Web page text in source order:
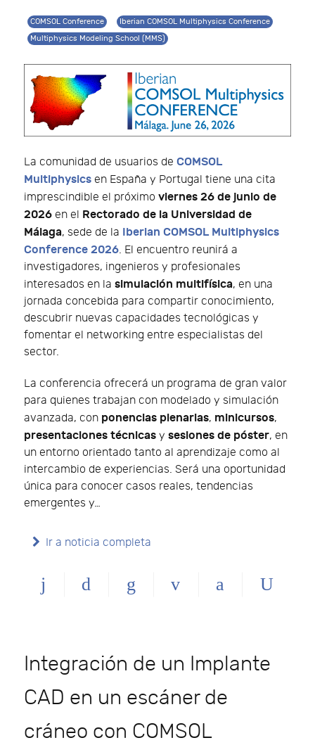
COMSOL Conference
Iberian COMSOL Multiphysics Conference
Multiphysics Modeling School (MMS)
La comunidad de usuarios de COMSOL
Multiphysics en España y Portugal tiene una cita
imprescindible el próximo viernes 26 de junio de
2026 en el Rectorado de la Universidad de
Málaga, sede de la Iberian COMSOL Multiphysics
Conference 2026. El encuentro reunirá a
investigadores, ingenieros y profesionales
interesados en la simulación multifísica, en una
jornada concebida para compartir conocimiento,
descubrir nuevas capacidades tecnológicas y
fomentar el networking entre especialistas del
sector.
La conferencia ofrecerá un programa de gran valor
para quienes trabajan con modelado y simulación
avanzada, con ponencias plenarias, minicursos,
presentaciones técnicas y sesiones de póster, en
un entorno orientado tanto al aprendizaje como al
intercambio de experiencias. Será una oportunidad
única para conocer casos reales, tendencias
emergentes y…
Ir a noticia completa
Integración de un Implante
CAD en un escáner de
cráneo con COMSOL